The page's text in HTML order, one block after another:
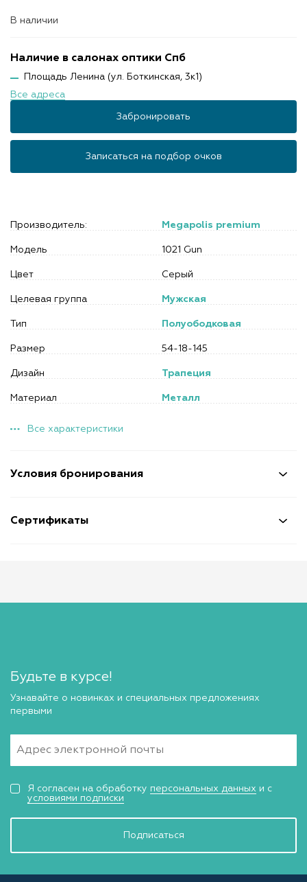
Условия бронирования
Сертификаты
В наличии
Наличие в салонах оптики Спб
Площадь Ленина (ул. Боткинская, 3к1)
Все адреса
Забронировать
Записаться на подбор очков
Производитель: Megapolis premium
Модель 1021 Gun
Цвет Серый
Целевая группа Мужская
Тип Полуободковая
Размер 54-18-145
Дизайн Трапеция
Материал Металл
Все характеристики
Будьте в курсе!
Узнавайте о новинках и специальных предложениях
первыми
Подписаться
Я согласен на обработку персональных данных и с
условиями подписки